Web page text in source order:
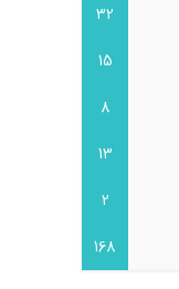
32
15
8
13
2
168